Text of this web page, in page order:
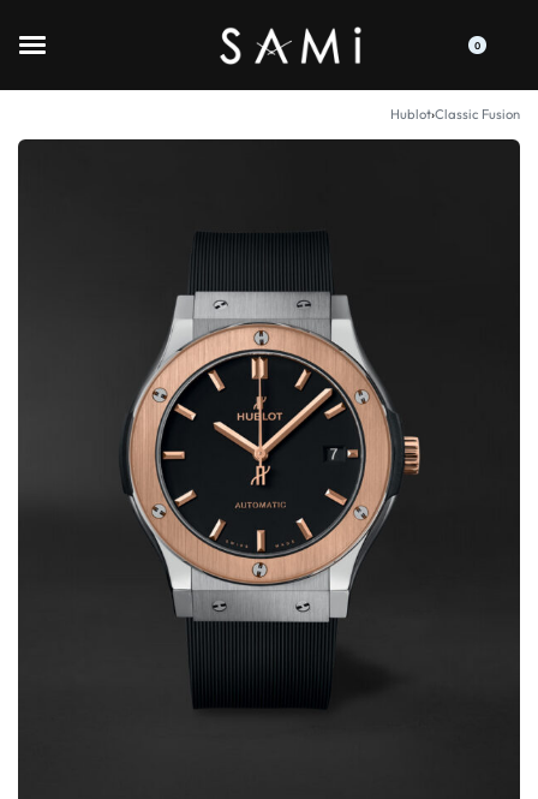
0
Hublot›Classic Fusion